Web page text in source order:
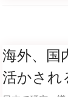
海外、国
活かされ